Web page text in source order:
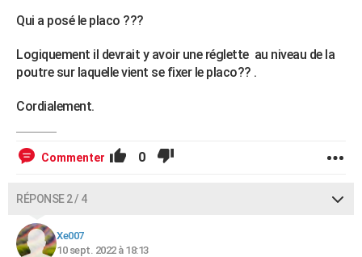
Qui a posé le placo ???
Logiquement il devrait y avoir une réglette au niveau de la
poutre sur laquelle vient se fixer le placo?? .
Cordialement.
Commenter 0
RÉPONSE 2 / 4
Xe007
10 sept. 2022 à 18:13